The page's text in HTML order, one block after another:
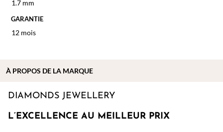
1.7 mm
GARANTIE
12 mois
DIAMONDS JEWELLERY
L’EXCELLENCE AU MEILLEUR PRIX
À PROPOS DE LA MARQUE